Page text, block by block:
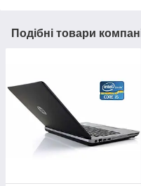
Подібні товари